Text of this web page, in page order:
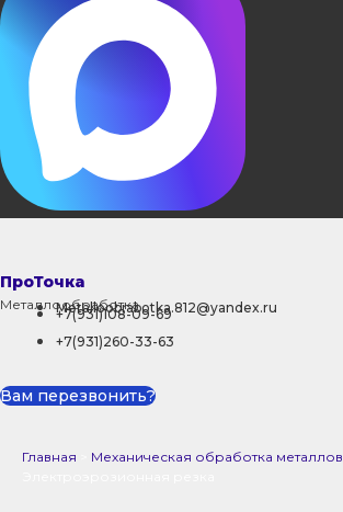
ПроТочка
Металлообработка
Metalloobrabotka.812@yandex.ru
+7(931)108-09-69
+7(931)260-33-63
Вам перезвонить?
Главная Механическая обработка металлов